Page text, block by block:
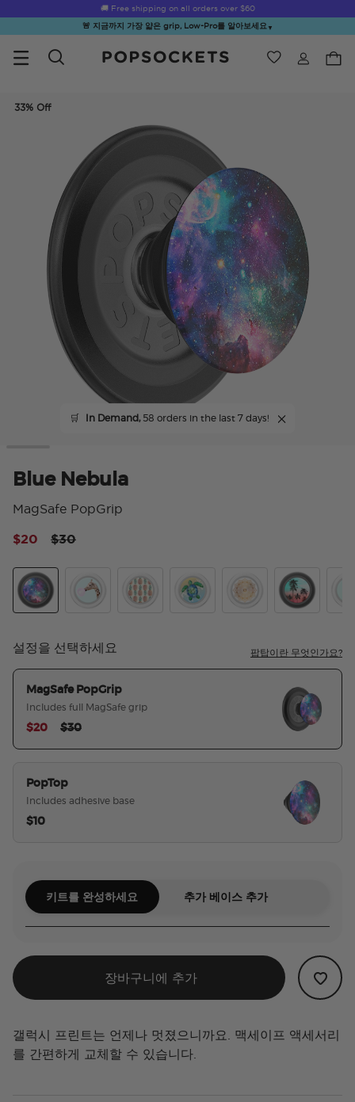
🚚 Free shipping on all orders over $60
Summer Sendoff Sale
🚨 지금까지 가장 얇은 grip, Low-Pro를 알아보세요 ▼
위시리스트
Sendoff Sale
and Friends
Second
Morning
Sea Spell
33% Off
🛒 In Demand,58 orders in the last 7 days!
Blue Nebula
MagSafe PopGrip
Price reduced from
$30to
$20
설정을 선택하세요 팝탑이란 무엇인가요?
MagSafe PopGrip
Includes full MagSafe grip
Price reduced from
$30to
$20
PopTop
Includes adhesive base
$10
키트를 완성하세요 추가 베이스 추가
장바구니에 추가
갤럭시 프린트는 언제나 멋졌으니까요. 맥세이프 액세서리
를 간편하게 교체할 수 있습니다.